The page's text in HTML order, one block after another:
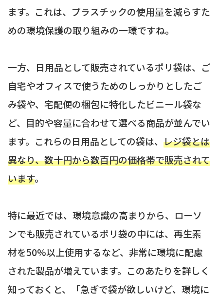
ます。これは、プラスチックの使用量を減らすた
めの環境保護の取り組みの一環ですね。
一方、日用品として販売されているポリ袋は、ご
自宅やオフィスで使うためのしっかりとしたご
み袋や、宅配便の梱包に特化したビニール袋な
ど、目的や容量に合わせて選べる商品が並んでい
ます。これらの日用品としての袋は、 レジ袋とは
異なり、数十円から数百円の価格帯で販売されて
います。
特に最近では、環境意識の高まりから、ローソ
ンでも販売されているポリ袋の中には、再生素
材を50%以上使用するなど、非常に環境に配慮
された製品が増えています。このあたりを詳しく
知っておくと、「急ぎで袋が欲しいけど、環境に